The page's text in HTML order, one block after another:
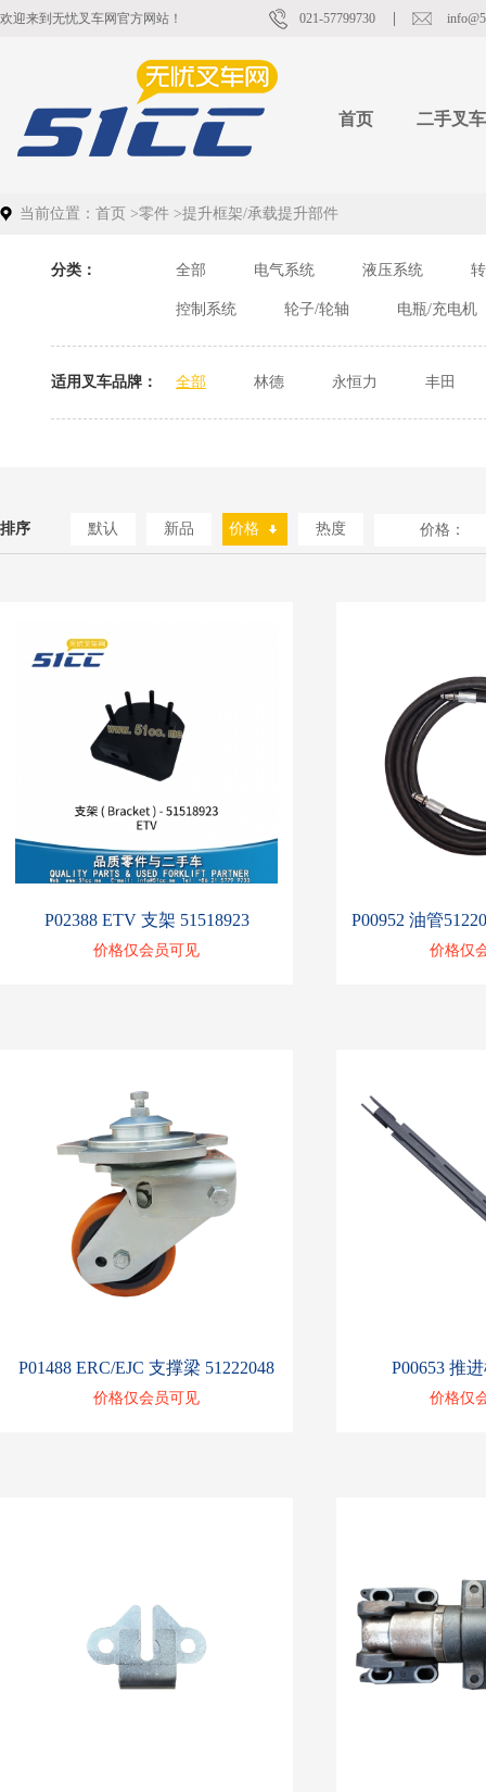
欢迎来到无忧叉车网官方网站！ 021-57799730
首页 二手叉车
当前位置： 首页 >零件 >提升框架/承载提升部件
分类： 全部 电气系统 液压系统
控制系统 轮子/轮轴 电瓶/充电机
适用叉车品牌： 全部 林德 永恒力 丰田
排序 默认 新品 价格 热度 价格：
P02388 ETV 支架 51518923
价格仅会员可见 价格仅
P01488 ERC/EJC 支撑梁 51222048
价格仅会员可见
P00653 推
价格仅